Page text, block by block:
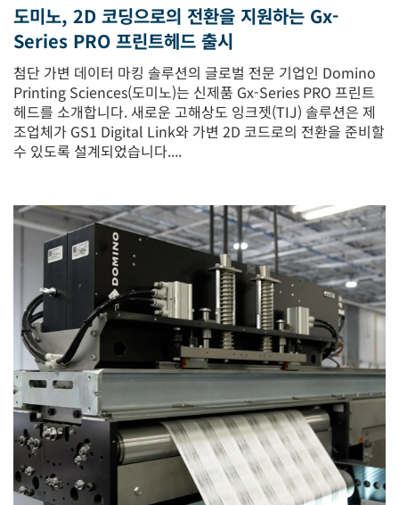
도미노, 2D 코딩으로의 전환을 지원하는 Gx-
Series PRO 프린트헤드 출시
첨단 가변 데이터 마킹 솔루션의 글로벌 전문 기업인 Domino
Printing Sciences(도미노)는 신제품 Gx-Series PRO 프린트
헤드를 소개합니다. 새로운 고해상도 잉크젯(TIJ) 솔루션은 제
조업체가 GS1 Digital Link와 가변 2D 코드로의 전환을 준비할
수 있도록 설계되었습니다....